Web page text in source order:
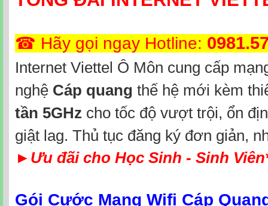
☎ Hãy gọi ngay Hotline:
Internet Viettel Ô Môn cung cấp
nghệ Cáp quang thế hệ mới kèm
tần 5GHz cho tốc độ vượt trội, ổn
giật lag. Thủ tục đăng ký đơn giản,
► Ưu đãi cho Học Sinh - Sinh
Gói Cước Mạng Wifi Cáp